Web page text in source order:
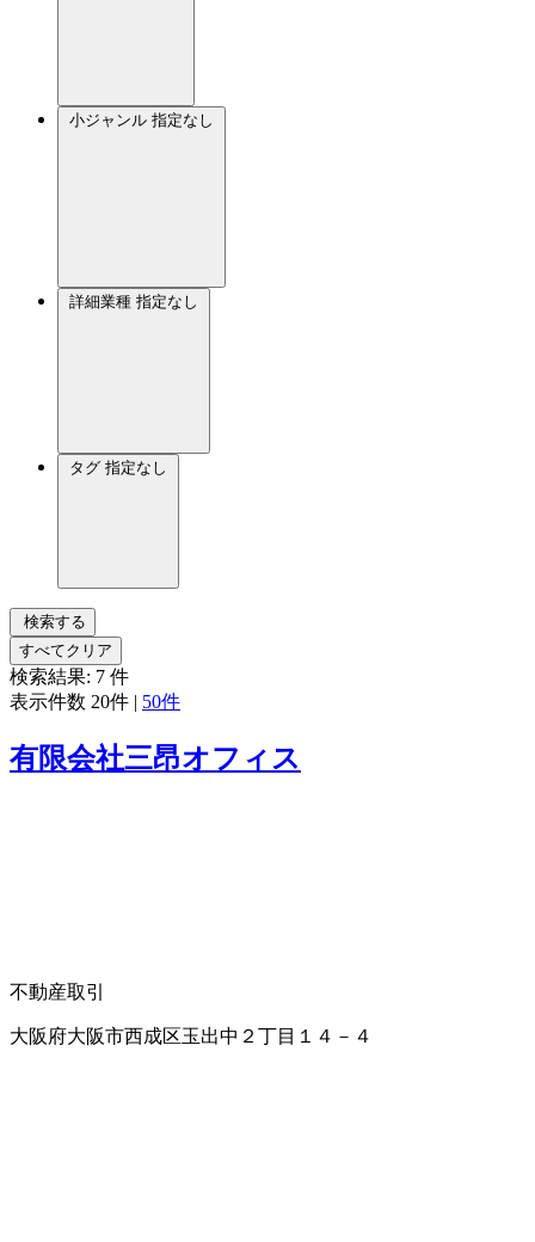
小ジャンル 指定なし
詳細業種 指定なし
タグ 指定なし
検索する
すべてクリア
検索結果: 7 件
表示件数 20件 | 50件
有限会社三昂オフィス
不動産取引
大阪府大阪市西成区玉出中２丁目１４－４